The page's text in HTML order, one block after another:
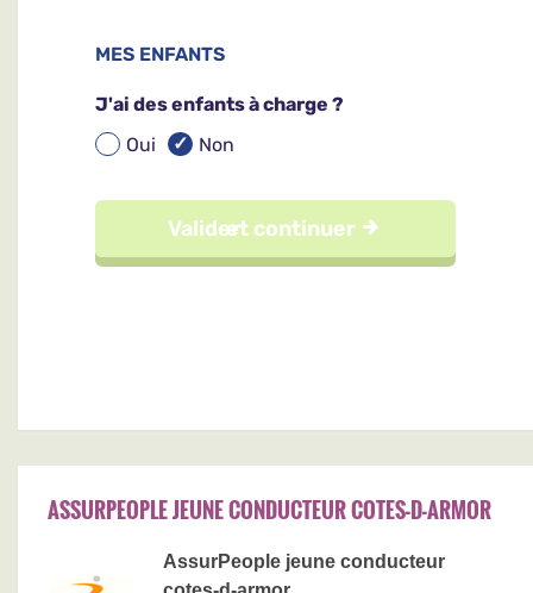
ASSURPEOPLE JEUNE CONDUCTEUR COTES-D-ARMOR
AssurPeople jeune conducteur